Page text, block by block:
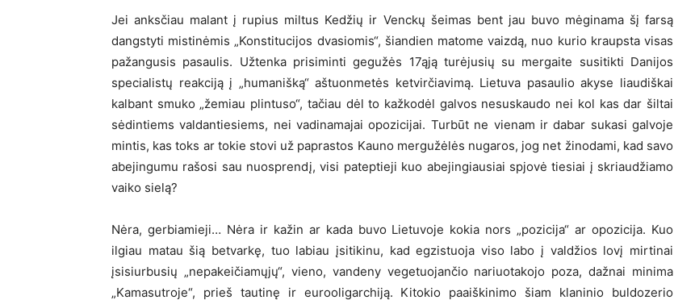
Jei anksčiau malant į rupius miltus Kedžių ir Venckų šeimas bent jau buvo mėginama šį farsą
dangstyti mistinėmis „Konstitucijos dvasiomis“, šiandien matome vaizdą, nuo kurio kraupsta visas
pažangusis pasaulis. Užtenka prisiminti gegužės 17ąją turėjusių su mergaite susitikti Danijos
specialistų reakciją į „humanišką“ aštuonmetės ketvirčiavimą. Lietuva pasaulio akyse liaudiškai
kalbant smuko „žemiau plintuso“, tačiau dėl to kažkodėl galvos nesuskaudo nei kol kas dar šiltai
sėdintiems valdantiesiems, nei vadinamajai opozicijai. Turbūt ne vienam ir dabar sukasi galvoje
mintis, kas toks ar tokie stovi už paprastos Kauno mergužėlės nugaros, jog net žinodami, kad savo
abejingumu rašosi sau nuosprendį, visi pateptieji kuo abejingiausiai spjovė tiesiai į skriaudžiamo
vaiko sielą?
Nėra, gerbiamieji… Nėra ir kažin ar kada buvo Lietuvoje kokia nors „pozicija“ ar opozicija. Kuo
ilgiau matau šią betvarkę, tuo labiau įsitikinu, kad egzistuoja viso labo į valdžios lovį mirtinai
įsisiurbusių „nepakeičiamųjų“, vieno, vandeny vegetuojančio nariuotakojo poza, dažnai minima
„Kamasutroje“, prieš tautinę ir eurooligarchiją. Kitokio paaiškinimo šiam klaninio buldozerio